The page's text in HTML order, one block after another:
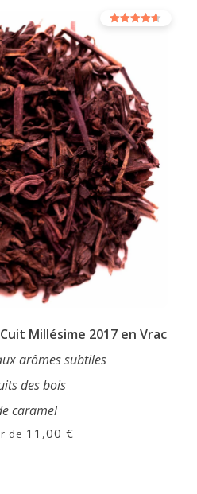
may
be
chosen
on
the
product
page
Millésime 2017 en Vrac
arômes subtiles
des bois
caramel
Rated
out of 5
de 11,00 €